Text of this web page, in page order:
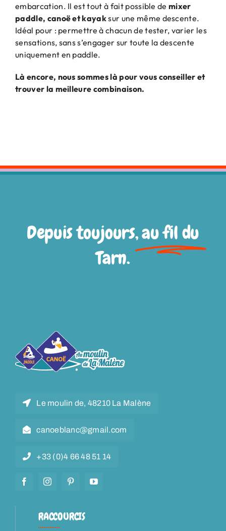
embarcation. Il est tout à fait possible demixer
paddle, canoë et kayaksur une même descente.
Idéal pour : permettre à chacun de tester, varier les
sensations, sans s’engager sur toute la descente
uniquement en paddle.
Là encore, nous sommes là pour vous conseiller et
trouver la meilleure combinaison.
Depuis toujours,au fil du
Tarn.
Le moulin de, 48210 La Malène
canoeblanc@gmail.com
+33 (0)4 66 48 51 14
RACCOURCIS